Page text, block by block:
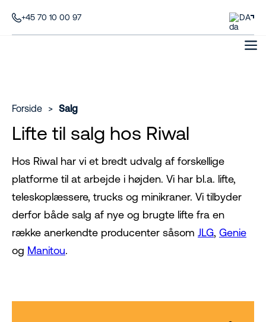
+45 70 10 00 97 DA
Forside > Salg
Lifte til salg hos Riwal
Hos Riwal har vi et bredt udvalg af forskellige
platforme til at arbejde i højden. Vi har bl.a. lifte,
teleskoplæssere, trucks og minikraner. Vi tilbyder
derfor både salg af nye og brugte lifte fra en
række anerkendte producenter såsom JLG, Genie
og Manitou.